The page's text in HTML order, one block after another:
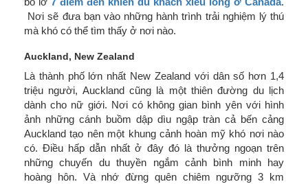
Nơi sẽ đưa bạn vào những hành trình trải nghiệm lý thú
mà khó có thể tìm thấy ở nơi nào.
Auckland, New Zealand
Là thành phố lớn nhất New Zealand với dân số hơn 1,4
triệu người, Auckland cũng là một thiên đường du lịch
dành cho nữ giới. Nơi có không gian bình yên với hình
ảnh những cánh buồm dập dìu ngập tràn cả bến cảng
Auckland tạo nên một khung cảnh hoàn mỹ khó nơi nào
có. Điều hấp dẫn nhất ở đây đó là thưởng ngoạn trên
những chuyến du thuyền ngắm cảnh bình minh hay
hoàng hôn. Và nhớ đừng quên chiêm ngưỡng 3 km